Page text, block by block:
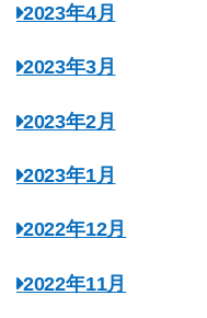
2023年4月
2023年3月
2023年2月
2023年1月
2022年12月
2022年11月